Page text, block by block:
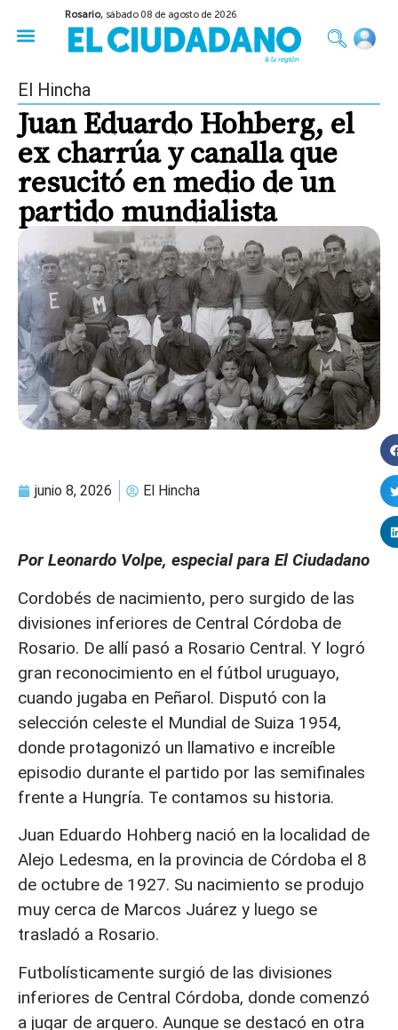
Rosario, sábado 08 de agosto de 2026
El Hincha
Juan Eduardo Hohberg, el
ex charrúa y canalla que
resucitó en medio de un
partido mundialista
junio 8, 2026 El Hincha
Por Leonardo Volpe, especial para El Ciudadano
Cordobés de nacimiento, pero surgido de las
divisiones inferiores de Central Córdoba de
Rosario. De allí pasó a Rosario Central. Y logró
gran reconocimiento en el fútbol uruguayo,
cuando jugaba en Peñarol. Disputó con la
selección celeste el Mundial de Suiza 1954,
donde protagonizó un llamativo e increíble
episodio durante el partido por las semifinales
frente a Hungría. Te contamos su historia.
Juan Eduardo Hohberg nació en la localidad de
Alejo Ledesma, en la provincia de Córdoba el 8
de octubre de 1927. Su nacimiento se produjo
muy cerca de Marcos Juárez y luego se
trasladó a Rosario.
Futbolísticamente surgió de las divisiones
inferiores de Central Córdoba, donde comenzó
a jugar de arquero. Aunque se destacó en otra